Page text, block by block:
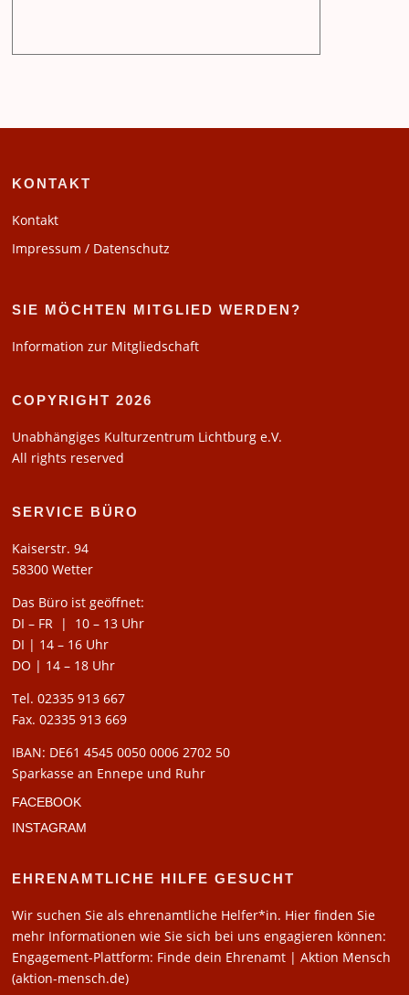
KONTAKT
Kontakt
Impressum / Datenschutz
SIE MÖCHTEN MITGLIED WERDEN?
Information zur Mitgliedschaft
COPYRIGHT 2026
Unabhängiges Kulturzentrum Lichtburg e.V.
All rights reserved
SERVICE BÜRO
Kaiserstr. 94
58300 Wetter
Das Büro ist geöffnet:
DI – FR | 10 – 13 Uhr
DI | 14 – 16 Uhr
DO | 14 – 18 Uhr
Tel. 02335 913 667
Fax. 02335 913 669
IBAN: DE61 4545 0050 0006 2702 50
Sparkasse an Ennepe und Ruhr
FACEBOOK
INSTAGRAM
EHRENAMTLICHE HILFE GESUCHT
Wir suchen Sie als ehrenamtliche Helfer*in. Hier finden Sie
mehr Informationen wie Sie sich bei uns engagieren können:
Engagement-Plattform: Finde dein Ehrenamt | Aktion Mensch
(aktion-mensch.de)